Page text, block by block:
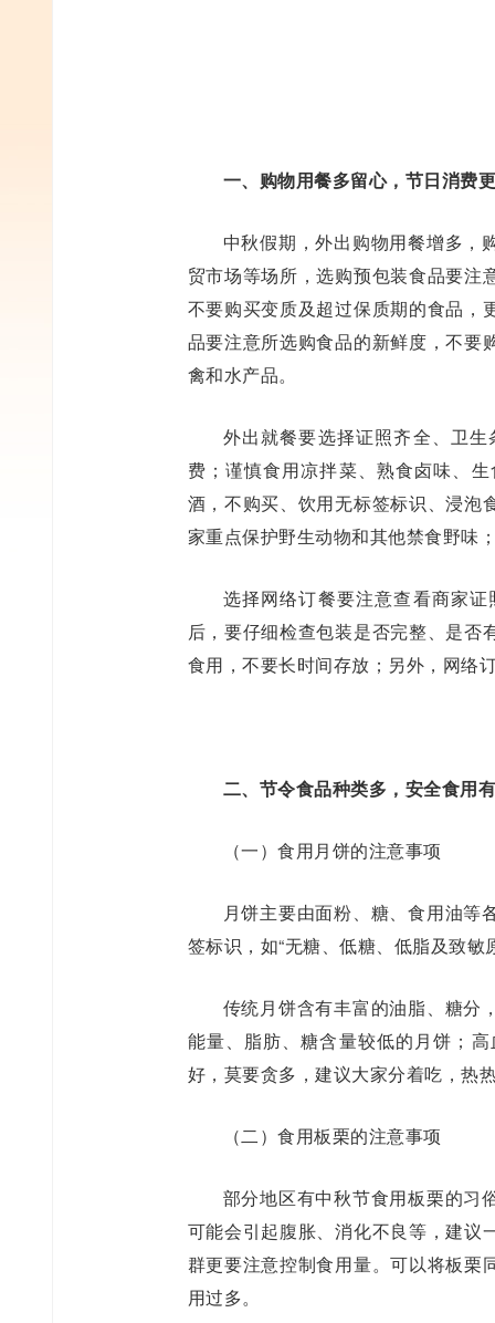
一、购物用餐多留心，节日消费
中秋假期，外出购物用餐增多，
贸市场等场所，选购预包装食品要注
不要购买变质及超过保质期的食品，
品要注意所选购食品的新鲜度，不要
禽和水产品。
外出就餐要选择证照齐全、卫
费；谨慎食用凉拌菜、熟食卤味、
酒，不购买、饮用无标签标识、浸泡
家重点保护野生动物和其他禁食野味
选择网络订餐要注意查看商家
后，要仔细检查包装是否完整、是
食用，不要长时间存放；另外，网络
二、节令食品种类多，安全食用
（一）食用月饼的注意事项
月饼主要由面粉、糖、食用油等
签标识，如“无糖、低糖、低脂及致敏
传统月饼含有丰富的油脂、糖分
能量、脂肪、糖含量较低的月饼；
好，莫要贪多，建议大家分着吃，热
（二）食用板栗的注意事项
部分地区有中秋节食用板栗的习
可能会引起腹胀、消化不良等，建议
群更要注意控制食用量。可以将板栗
用过多。